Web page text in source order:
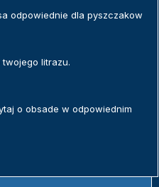
odpowiednie dla pyszczakow
litrazu.
o obsade w odpowiednim